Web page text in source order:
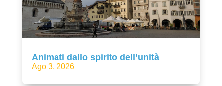
Animati dallo spirito dell’unità
Ago 3, 2026